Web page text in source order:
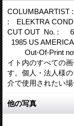
: ELEKTRA
CUT OUT No. :
1985 US
Out-Of-Print
イト内のすべての
す。個人・法人様
介で使用されたい
他の写真